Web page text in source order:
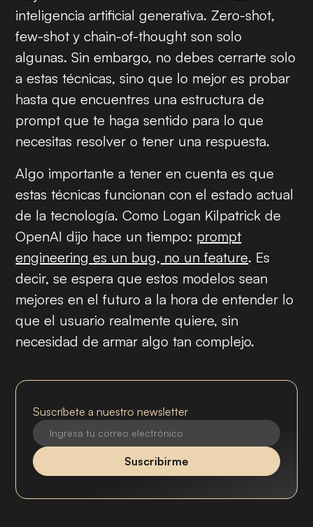
inteligencia artificial generativa. Zero-shot,
few-shot ychain-of-thought son solo
algunas. Sin embargo, no debes cerrarte solo
a estas técnicas, sino que lo mejor es probar
hasta que encuentres una estructura de
prompt que te haga sentido para lo que
necesitas resolver o tener una respuesta.
Algo importante a tener en cuenta es que
estas técnicas funcionan con el estado actual
de la tecnología. Como Logan Kilpatrick de
OpenAI dijo hace un tiempo: prompt
engineering es un bug, no unfeature. Es
decir, se espera que estos modelos sean
mejores en el futuro a la hora de entender lo
que el usuario realmente quiere, sin
necesidad de armar algo tan complejo.
Suscríbete a nuestro newsletter